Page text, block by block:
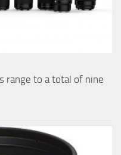
range to a total of nine